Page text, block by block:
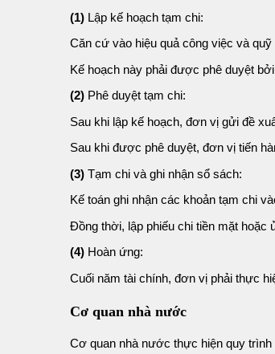
(1) Lập kế hoạch tạm chi:
Căn cứ vào hiệu quả công việc và
Kế hoạch này phải được phê duyệt
(2) Phê duyệt tạm chi:
Sau khi lập kế hoạch, đơn vị gửi đề
Sau khi được phê duyệt, đơn vị tiến
(3) Tạm chi và ghi nhận sổ sách:
Kế toán ghi nhận các khoản tạm chi
Đồng thời, lập phiếu chi tiền mặt hoặc
(4) Hoàn ứng:
Cuối năm tài chính, đơn vị phải thực
Cơ quan nhà nước
Cơ quan nhà nước thực hiện quy